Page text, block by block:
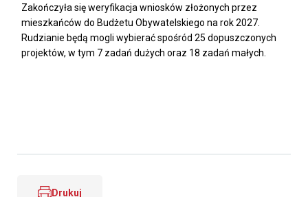
Zakończyła się weryfikacja wniosków złożonych przez
mieszkańców do Budżetu Obywatelskiego na rok 2027.
Rudzianie będą mogli wybierać spośród 25 dopuszczonych
projektów, w tym 7 zadań dużych oraz 18 zadań małych.
Drukuj